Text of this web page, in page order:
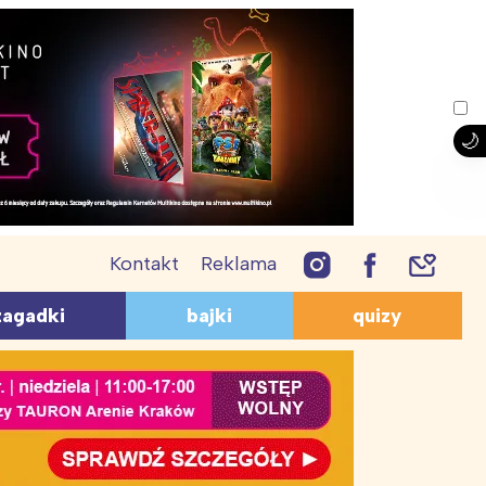
Kontakt Reklama
dzieci 10-12 lat
QUIZY
Geograficzne
O bajkach
Z lektur
Dla przedszkolaków
PRZEPISY
Śmieszne przepisy
Ciasta i ciasteczka
Desery dla dzieci
Coś do picia
bajki quizy